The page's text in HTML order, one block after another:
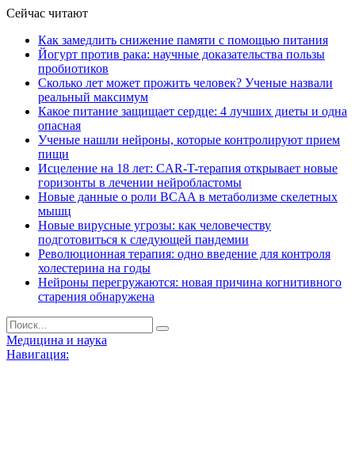
Сейчас читают
Как замедлить снижение памяти с помощью питания
Йогурт против рака: научные доказательства пользы
пробиотиков
Сколько лет может прожить человек? Ученые назвали
реальный максимум
Какое питание защищает сердце: 4 лучших диеты и одна
опасная
Ученые нашли нейроны, которые контролируют прием
пищи
Исцеление на 18 лет: CAR-T-терапия открывает новые
горизонты в лечении нейробластомы
Новые данные о роли BCAA в метаболизме скелетных
мышц
Новые вирусные угрозы: как человечеству
подготовиться к следующей пандемии
Революционная терапия: одно введение для контроля
холестерина на годы
Нейроны перегружаются: новая причина когнитивного
старения обнаружена
Медицина и наука
Навигация: